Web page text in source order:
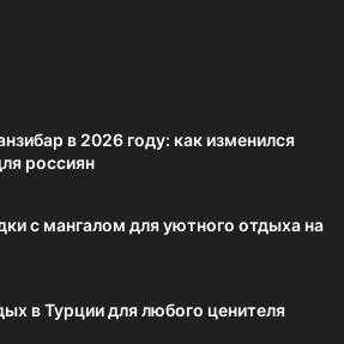
в 2026 году: как изменился
россиян
с мангалом для уютного отдыха на
в Турции для любого ценителя